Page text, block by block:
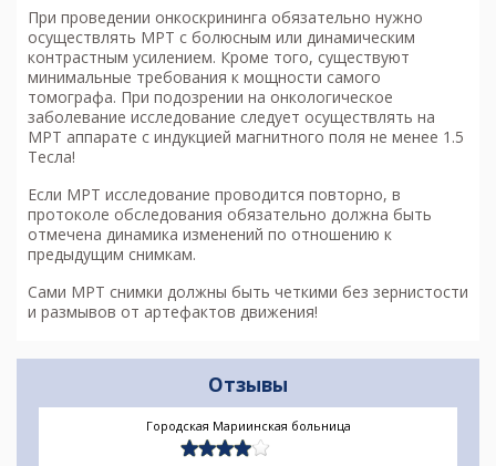
При проведении онкоскрининга обязательно нужно
осуществлять МРТ с болюсным или динамическим
контрастным усилением. Кроме того, существуют
минимальные требования к мощности самого
томографа. При подозрении на онкологическое
заболевание исследование следует осуществлять на
МРТ аппарате с индукцией магнитного поля не менее 1.5
Тесла!
Если МРТ исследование проводится повторно, в
протоколе обследования обязательно должна быть
отмечена динамика изменений по отношению к
предыдущим снимкам.
Сами МРТ снимки должны быть четкими без зернистости
и размывов от артефактов движения!
Отзывы
Городская Мариинская больница